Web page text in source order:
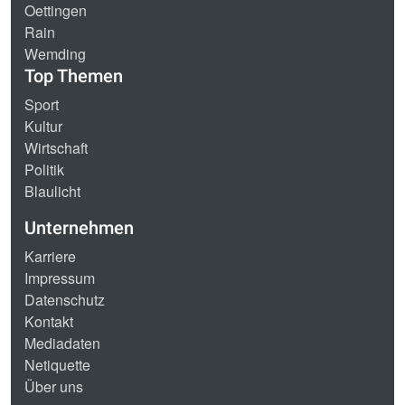
Oettingen
Rain
Wemding
Top Themen
Sport
Kultur
Wirtschaft
Politik
Blaulicht
Unternehmen
Karriere
Impressum
Datenschutz
Kontakt
Mediadaten
Netiquette
Über uns